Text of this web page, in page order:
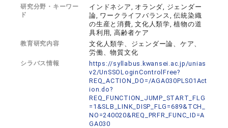
研究分野・キーワー
ド
インドネシア, オランダ, ジェンダー
論, ワークライフバランス, 伝統染織
の生産と消費, 文化人類学, 植物の道
具利用, 高齢者ケア
教育研究内容
文化人類学、ジェンダー論、ケア、
労働、物質文化
シラバス情報
https://syllabus.kwansei.ac.jp/unias
v2/UnSSOLoginControlFree?
REQ_ACTION_DO=/AGA030PLS01Act
ion.do?
REQ_FUNCTION_JUMP_START_FLG
=1&SLB_LINK_DISP_FLG=689&TCH_
NO=240020&REQ_PRFR_FUNC_ID=A
GA030